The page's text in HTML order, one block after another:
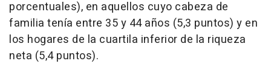
porcentuales), en aquellos cuyo cabeza de
familia tenía entre 35 y 44 años (5,3 puntos) y en
los hogares de la cuartila inferior de la riqueza
neta (5,4 puntos).